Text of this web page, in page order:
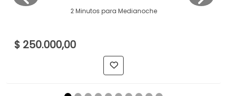
2 Minutos para Medianoche
$ 250.000,00